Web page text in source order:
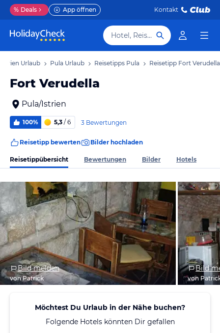
% Deals App öffnen Kontakt
Hotel, Reiseziel
Istrien Urlaub Pula Urlaub Reisetipps Pula Reisetipp Fort Verudella
Fort Verudella
Pula/Istrien
100% 5,3 / 6 3 Bewertungen
Reisetipp bewerten Bilder hochladen
Reisetippübersicht Bewertungen Bilder Hotels
Bild melden
von Patrick
Bild
von
Möchtest Du Urlaub in der Nähe buchen?
Folgende Hotels könnten Dir gefallen